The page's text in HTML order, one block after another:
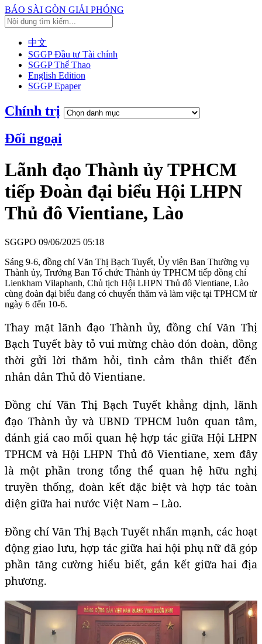
BÁO SÀI GÒN GIẢI PHÓNG
中文
SGGP Đầu tư Tài chính
SGGP Thể Thao
English Edition
SGGP Epaper
Chính trị
Đối ngoại
Lãnh đạo Thành ủy TPHCM
tiếp Đoàn đại biểu Hội LHPN
Thủ đô Vientiane, Lào
SGGPO 09/06/2025 05:18
Sáng 9-6, đồng chí Văn Thị Bạch Tuyết, Ủy viên Ban Thường vụ
Thành ủy, Trưởng Ban Tổ chức Thành ủy TPHCM tiếp đồng chí
Lienkham Vilaphanh, Chủ tịch Hội LHPN Thủ đô Vientiane, Lào
cùng đoàn đại biểu đang có chuyến thăm và làm việc tại TPHCM từ
ngày 6 đến 10-6.
Thay mặt lãnh đạo Thành ủy, đồng chí Văn Thị
Bạch Tuyết bày tỏ vui mừng chào đón đoàn, đồng
thời gửi lời thăm hỏi, tình cảm thân thiết đến
nhân dân Thủ đô Vientiane.
Đồng chí Văn Thị Bạch Tuyết khẳng định, lãnh
đạo Thành ủy và UBND TPHCM luôn quan tâm,
đánh giá cao mối quan hệ hợp tác giữa Hội LHPN
TPHCM và Hội LHPN Thủ đô Vientiane, xem đây
là một phần trong tổng thể quan hệ hữu nghị
truyền thống, đoàn kết đặc biệt và hợp tác toàn
diện giữa hai nước Việt Nam – Lào.
Đồng chí Văn Thị Bạch Tuyết nhấn mạnh, các hoạt
động giao lưu, hợp tác giữa hai hội phụ nữ đã góp
phần tăng cường hiểu biết, gắn kết giữa hai địa
phương.